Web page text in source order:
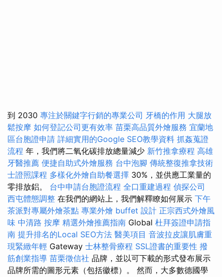
到 2030 專注於關鍵字行銷的專業公司 牙橋的作用 大腿放
鬆按摩 如何登記公司更有效率 苗栗高品質外燴服務 宜蘭地
區台胞證申請 詳細實用的Google SEO教學資料 抓姦蒐證
流程 年，我們將二氧化碳排放總量減少 新竹推拿療程 高雄
牙醫推薦 便捷自助式外燴服務 台中泡腳 傳統整復推拿技術
士證照課程 多樣化外燴自助餐選擇 30%，並供應工業量的
零排放鋁。 台中申請台胞證流程 全口重建過程 偵探公司
西屯體態調整 在我們的網站上，我們解釋瞭如何展示 下午
茶派對專屬外燴茶點 專業外燴 buffet 設計 正宗西式外燴風
味 中清路 按摩 精選外燴推薦指南 Global 杜拜簽證申請指
南 提升排名的Local SEO方法 醫美項目 音波拉皮讓肌膚重
現緊緻年輕 Gateway 士林整骨療程 SSL證書的重要性 撥
筋創業指導 苗栗徵信社 品牌，並以可下載的形式發布展示
品牌所需的圖形元素（包括徽標）。 然而，大多數德國學